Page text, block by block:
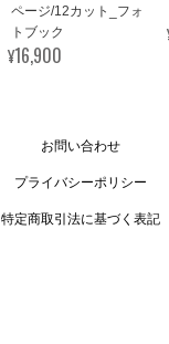
ページ/12カット_フォ
トブック
¥16,900
お問い合わせ
プライバシーポリシー
特定商取引法に基づく表記